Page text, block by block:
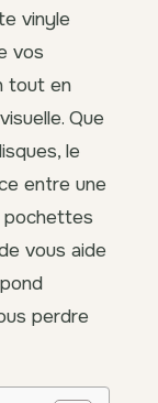
vinyle
vos
tout en
Que
le
entre une
pochettes
vous aide
perdre